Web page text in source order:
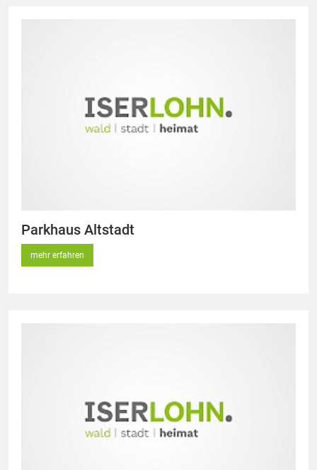
Parkhaus Altstadt
mehr erfahren